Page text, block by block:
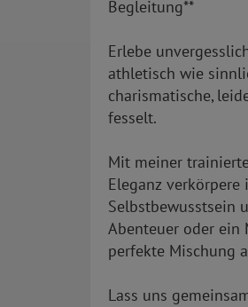
Begleitung**
Erlebe
athletisch wie
charismatische,
fesselt.
Mit meiner
Eleganz
Selbstbewusstsein
Abenteuer oder
perfekte Mischung
Lass uns